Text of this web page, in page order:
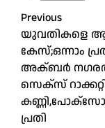
Post
Previous
യുവതികളെ
കേസ്;ഒന്നാം
അക്ബർ
സെക്‌സ്
പ്രതി